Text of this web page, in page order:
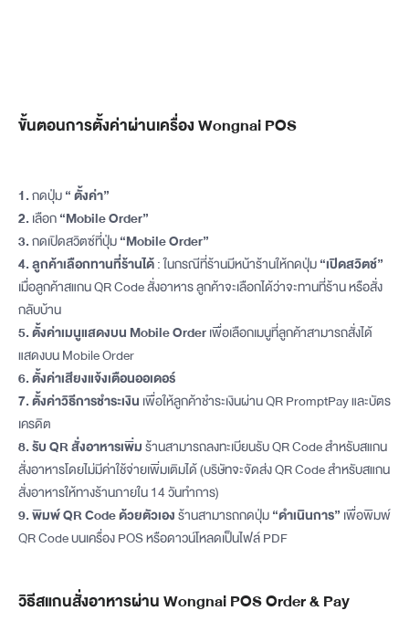
ขั้นตอนการตั้งค่าผ่านเครื่อง Wongnai POS
1.กดปุ่ม“ ตั้งค่า”
2. เลือก“Mobile Order”
3.กดเปิดสวิตซ์ที่ปุ่ม“Mobile Order”
4.ลูกค้าเลือกทานที่ร้านได้: ในกรณีที่ร้านมีหน้าร้านให้กดปุ่ม“เปิดสวิตช์”
เมื่อลูกค้าสแกน QR Code สั่งอาหาร ลูกค้าจะเลือกได้ว่าจะทานที่ร้าน หรือสั่ง
กลับบ้าน
5. ตั้งค่าเมนูแสดงบน Mobile Orderเพื่อเลือกเมนูที่ลูกค้าสามารถสั่งได้
แสดงบน Mobile Order
6.ตั้งค่าเสียงแจ้งเตือนออเดอร์
7. ตั้งค่าวิธีการชำระเงิน เพื่อให้ลูกค้าชำระเงินผ่าน QR PromptPay และบัตร
เครดิต
8. รับ QR สั่งอาหารเพิ่มร้านสามารถลงทะเบียนรับ QR Code สำหรับสแกน
สั่งอาหารโดยไม่มีค่าใช้จ่ายเพิ่มเติมได้ (บริษัทจะจัดส่ง QR Code สำหรับสแกน
สั่งอาหารให้ทางร้านภายใน 14 วันทำการ)
9. พิมพ์ QR Code ด้วยตัวเองร้านสามารถกดปุ่ม“ดำเนินการ” เพื่อพิมพ์
QR Code บนเครื่อง POS หรือดาวน์โหลดเป็นไฟล์ PDF
วิธีสแกนสั่งอาหารผ่าน Wongnai POS Order & Pay